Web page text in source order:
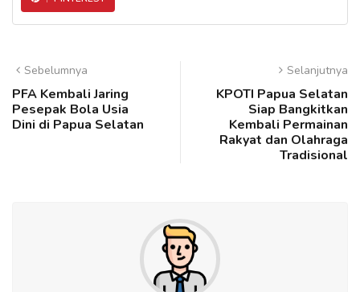
Sebelumnya
PFA Kembali Jaring
Pesepak Bola Usia
Dini di Papua Selatan
Selanjutnya
KPOTI Papua Selatan
Siap Bangkitkan
Kembali Permainan
Rakyat dan Olahraga
Tradisional